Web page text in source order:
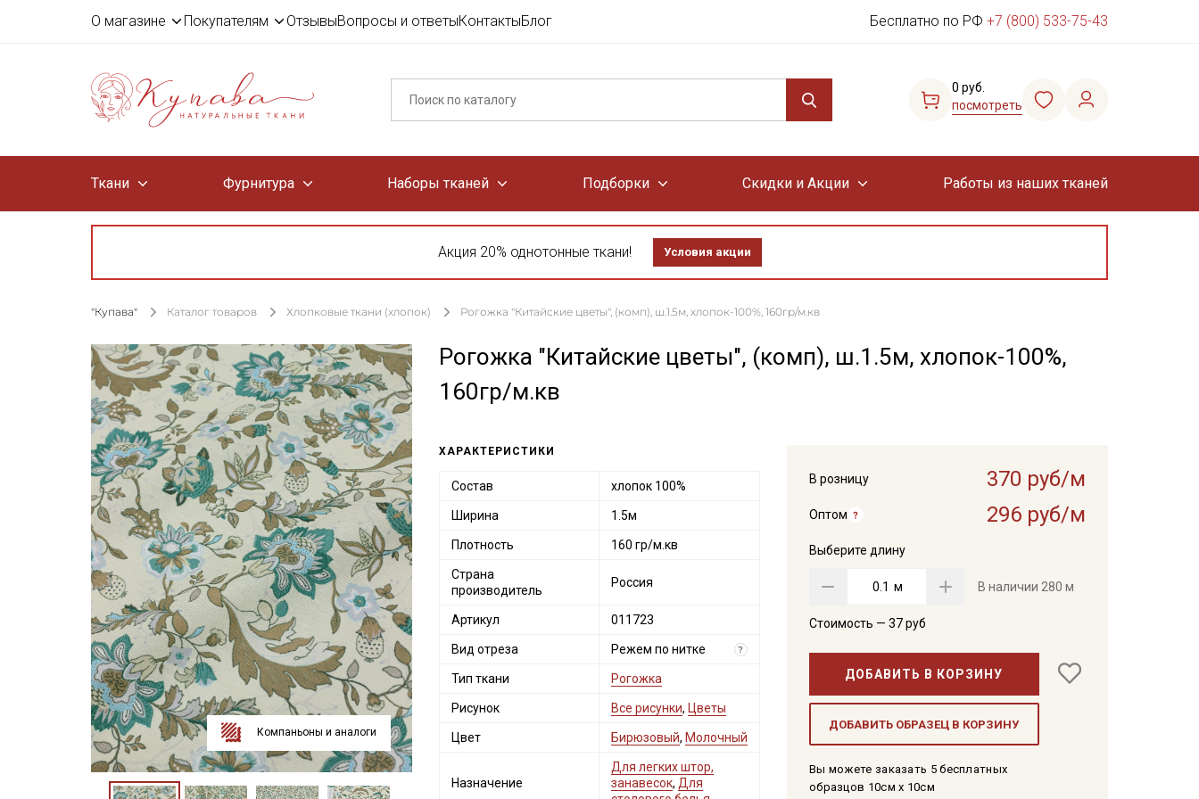
О магазине Покупателям ОтзывыВопросы и ответыКонтактыБлог Бесплатно по РФ +7 (800) 533-75-43
0 руб.
посмотреть
Ткани Фурнитура Наборы тканей Подборки Скидки и Акции Работы из наших тканей
Акция 20% однотонные ткани! Условия акции
"Купава" Каталог товаров Хлопковые ткани (хлопок) Рогожка "Китайские цветы", (комп), ш.1.5м, хлопок-100%, 160гр/м.кв
Компаньоны и аналоги
Рогожка "Китайские цветы", (комп), ш.1.5м, хлопок-100%,
160гр/м.кв
В розницу 370 руб/м
Оптом 296 руб/м
Выберите длину
м В наличии 280 м
Стоимость — 37руб
ДОБАВИТЬ В КОРЗИНУ
ДОБАВИТЬ ОБРАЗЕЦ В КОРЗИНУ
Вы можете заказать 5 бесплатных
образцов 10см x 10см
ХАРАКТЕРИСТИКИ
Состав хлопок 100%
Ширина 1.5м
Плотность 160 гр/м.кв
Страна
производитель
Россия
Артикул 011723
Вид отреза Режем по нитке ?
Тип ткани Рогожка
Рисунок Все рисунки, Цветы
Цвет Бирюзовый, Молочный
Назначение
Для легких штор,
занавесок, Для